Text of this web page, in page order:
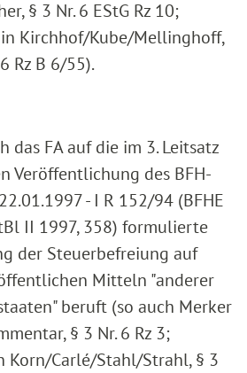
§ 3 Nr. 6 EStG Rz 10;
Kirchhof/Kube/Mellinghoff,
Rz B 6/55).
das FA auf die im 3. Leitsatz
Veröffentlichung des BFH-
- I R 152/94 (BFHE
II 1997, 358) formulierte
der Steuerbefreiung auf
Mitteln "anderer
beruft (so auch Merker
§ 3 Nr. 6 Rz 3;
Korn/Carlé/Stahl/Strahl, § 3